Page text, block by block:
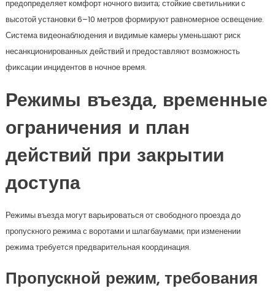
предопределяет комфорт ночного визита; стойкие светильники с
высотой установки 6–10 метров формируют равномерное освещение.
Система видеонаблюдения и видимые камеры уменьшают риск
несанкционированных действий и предоставляют возможность
фиксации инцидентов в ночное время.
Режимы въезда, временные
ограничения и план
действий при закрытии
доступа
Режимы въезда могут варьироваться от свободного проезда до
пропускного режима с воротами и шлагбаумами; при изменении
режима требуется предварительная координация.
Пропускной режим, требования